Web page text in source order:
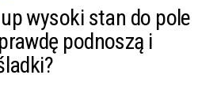
wysoki stan do pole
podnoszą i